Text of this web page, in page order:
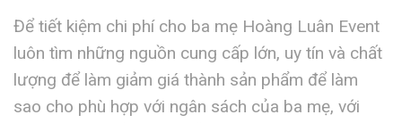
Để tiết kiệm chi phí cho ba mẹ Hoàng Luân Event
luôn tìm những nguồn cung cấp lớn, uy tín và chất
lượng để làm giảm giá thành sản phẩm để làm
sao cho phù hợp với ngân sách của ba mẹ, với